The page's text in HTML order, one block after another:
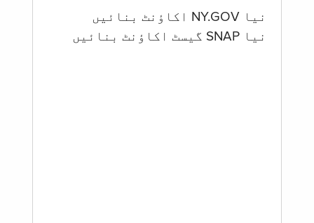
نیا NY.GOV اکاؤنٹ بنائیں
نیا SNAP گیسٹ اکاؤنٹ بنائیں